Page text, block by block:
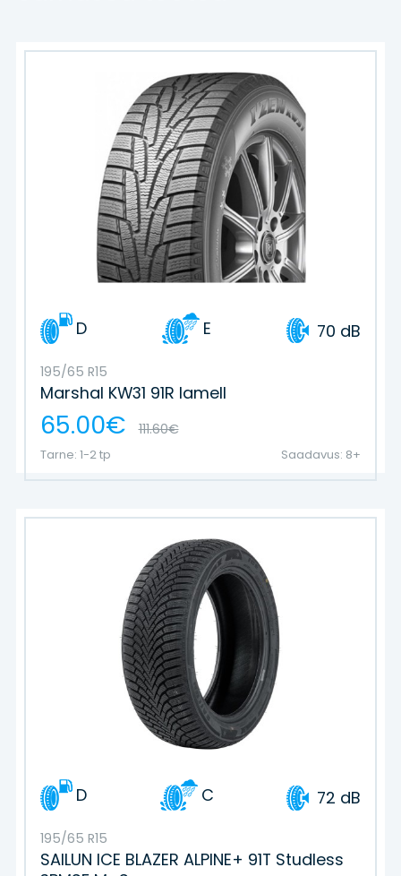
D E 70 dB
195/65 R15
Marshal KW31 91R lamell
65.00€ 111.60€
Tarne: 1-2 tp Saadavus: 8+
D C 72 dB
195/65 R15
SAILUN ICE BLAZER ALPINE+ 91T Studless